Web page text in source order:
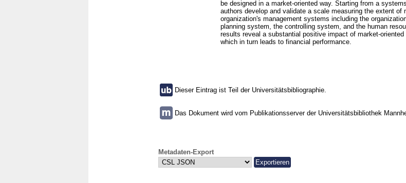
be designed in a market-oriented way. Starting from a
authors develop and validate a scale measuring the extent of
organization's management systems including the
planning system, the controlling system, and the human
results reveal a substantial positive impact of market-
which in turn leads to financial performance.
Dieser Eintrag ist Teil der Universitätsbibliographie.
Das Dokument wird vom Publikationsserver der Universitätsbibliothek
Metadaten-Export